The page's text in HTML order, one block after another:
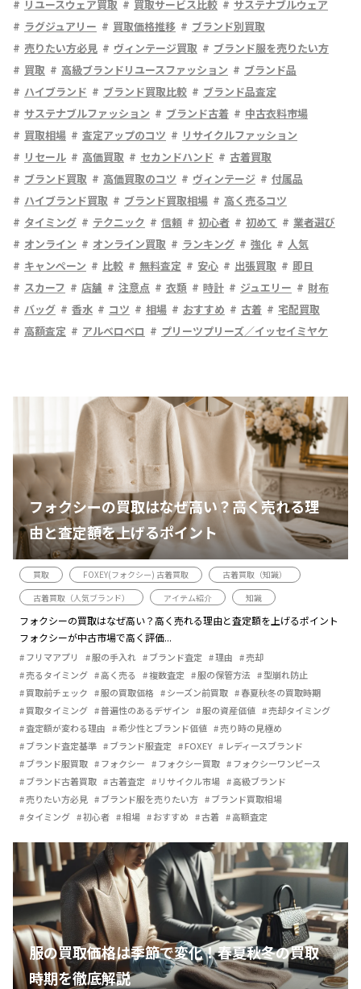
リユースウェア買取 買取サービス比較
サステナブルウェア
ラグジュアリー
買取価格推移
ブランド別買取
売りたい方必見
ヴィンテージ買取
ブランド服を売りたい方
買取
高級ブランドリユースファッション
ブランド品
ハイブランド
ブランド買取比較
ブランド品査定
サステナブルファッション
ブランド古着
中古衣料市場
買取相場
査定アップのコツ
リサイクルファッション
リセール
高価買取 セカンドハンド
古着買取
ブランド買取
高価買取のコツ ヴィンテージ
付属品
ハイブランド買取
ブランド買取相場
高く売るコツ
タイミング
テクニック 信頼 初心者 初めて
業者選び
オンライン
オンライン買取 ランキング 強化
人気
キャンペーン
比較 無料査定 安心 出張買取
即日
スカーフ
店舗 注意点 衣類 時計 ジュエリー
財布
バッグ
香水 コツ 相場 おすすめ 古着
宅配買取
高額査定
アルベロベロ プリーツプリーズ／イッセイミヤケ
フォクシーの買取はなぜ高い？高く売れる理
由と査定額を上げるポイント
買取 FOXEY(フォクシー) 古着買取
古着買取（知識）
古着買取（人気ブランド）
アイテム紹介 知識
フォクシーの買取はなぜ高い？高く売れる理由と査定額を上げるポイント
フォクシーが中古市場で高く評価...
フリマアプリ 服の手入れ ブランド査定 理由
売却
売るタイミング
高く売る 複数査定 服の保管方法
型崩れ防止
買取前チェック
服の買取価格 シーズン前買取
春夏秋冬の買取時期
買取タイミング
普遍性のあるデザイン 服の資産価値
売却タイミング
査定額が変わる理由
希少性とブランド価値
売り時の見極め
ブランド査定基準
ブランド服査定 FOXEY
レディースブランド
ブランド服買取
フォクシー フォクシー買取
フォクシーワンピース
ブランド古着買取
古着査定 リサイクル市場
高級ブランド
売りたい方必見
ブランド服を売りたい方
ブランド買取相場
タイミング
初心者 相場 おすすめ 古着 高額査定
服の買取価格は季節で変化！春夏秋冬の買取
時期を徹底解説